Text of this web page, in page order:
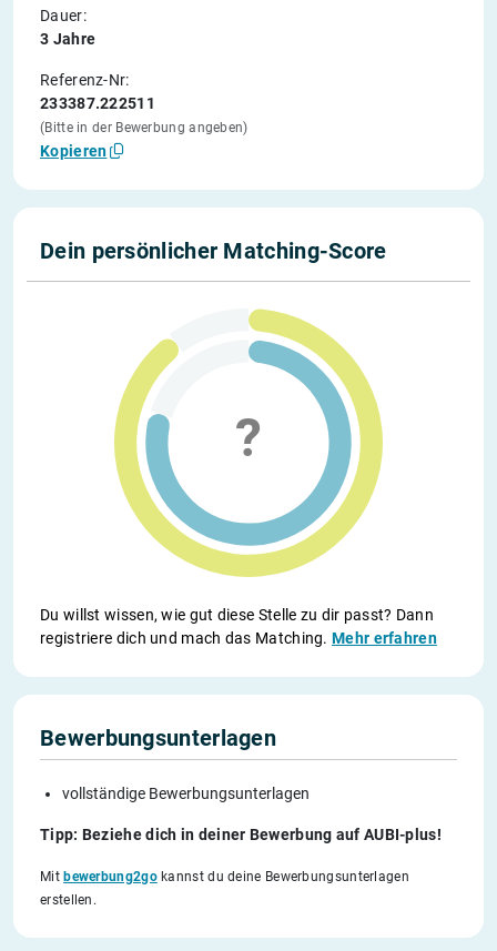
Dauer:
3 Jahre
Referenz-Nr:
233387.222511
(Bitte in der Bewerbung angeben)
Kopieren
Dein persönlicher Matching-Score
Du willst wissen, wie gut diese Stelle zu dir passt? Dann
registriere dich und mach das Matching.Mehr erfahren
Bewerbungsunterlagen
vollständige Bewerbungsunterlagen
Tipp: Beziehe dich in deiner Bewerbung auf AUBI-plus!
Mit bewerbung2gokannst du deine Bewerbungsunterlagen
erstellen.